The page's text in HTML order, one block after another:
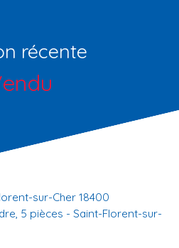
récente
sur-Cher 18400
5 pièces - Saint-Florent-sur-